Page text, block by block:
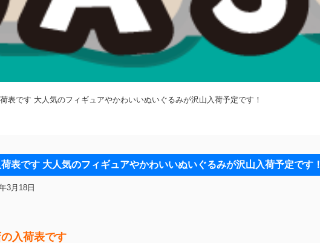
表です 大人気のフィギュアやかわいいぬいぐるみが沢山入荷予定です！
表です 大人気のフィギュアやかわいいぬいぐるみが沢山入荷予定です！
3月18日
入荷表です